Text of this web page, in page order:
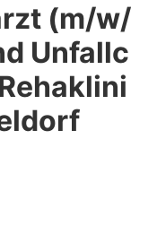
(m/w/
Unfallc